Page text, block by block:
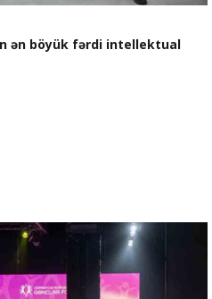
ən böyük fərdi intellektual